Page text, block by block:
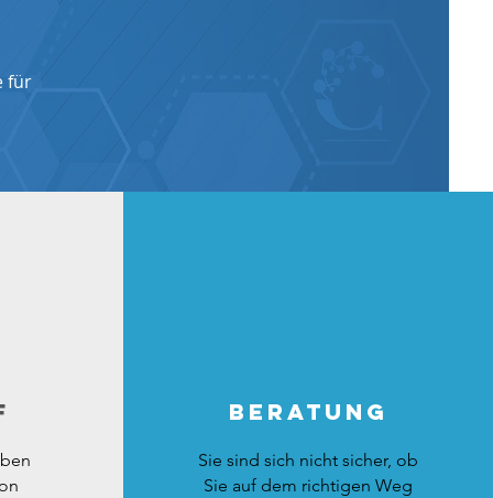
für
Beratung
Sie sind sich nicht sicher, ob
Sie auf dem richtigen Weg